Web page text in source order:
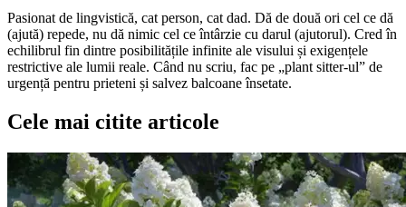
Pasionat de lingvistică, cat person, cat dad. Dă de două ori cel ce dă
(ajută) repede, nu dă nimic cel ce întârzie cu darul (ajutorul). Cred în
echilibrul fin dintre posibilitățile infinite ale visului și exigențele
restrictive ale lumii reale. Când nu scriu, fac pe „plant sitter-ul” de
urgență pentru prieteni și salvez balcoane însetate.
Cele mai citite articole